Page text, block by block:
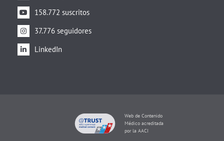
158.772 suscritos
37.776 seguidores
LinkedIn
Web de Contenido
Médico acreditada
por la AACI